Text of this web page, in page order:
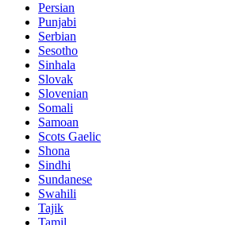
Persian
Punjabi
Serbian
Sesotho
Sinhala
Slovak
Slovenian
Somali
Samoan
Scots Gaelic
Shona
Sindhi
Sundanese
Swahili
Tajik